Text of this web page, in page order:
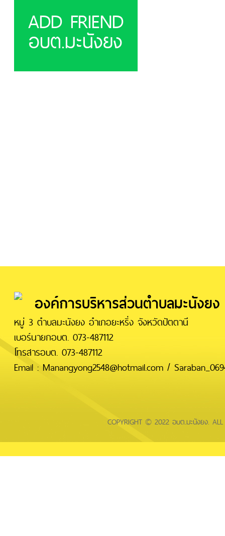
ADD FRIEND
อบต.มะนังยง
องค์การบริหารส่วนตำบลมะนังยง
หมู่ 3 ตำบลมะนังยง อำเภอยะหริ่ง จังหวัดปัตตานี
เบอร์นายกอบต. 073-487112
โทรสารอบต. 073-487112
Email : Manangyong2548@hotmail.com /
COPYRIGHT © 2022 อบต.มะนังยง. ALL